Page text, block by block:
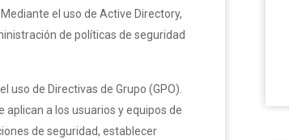
el uso de Active Directory,
de políticas de seguridad
de Directivas de Grupo (GPO).
aplican a los usuarios y equipos de
de seguridad, establecer